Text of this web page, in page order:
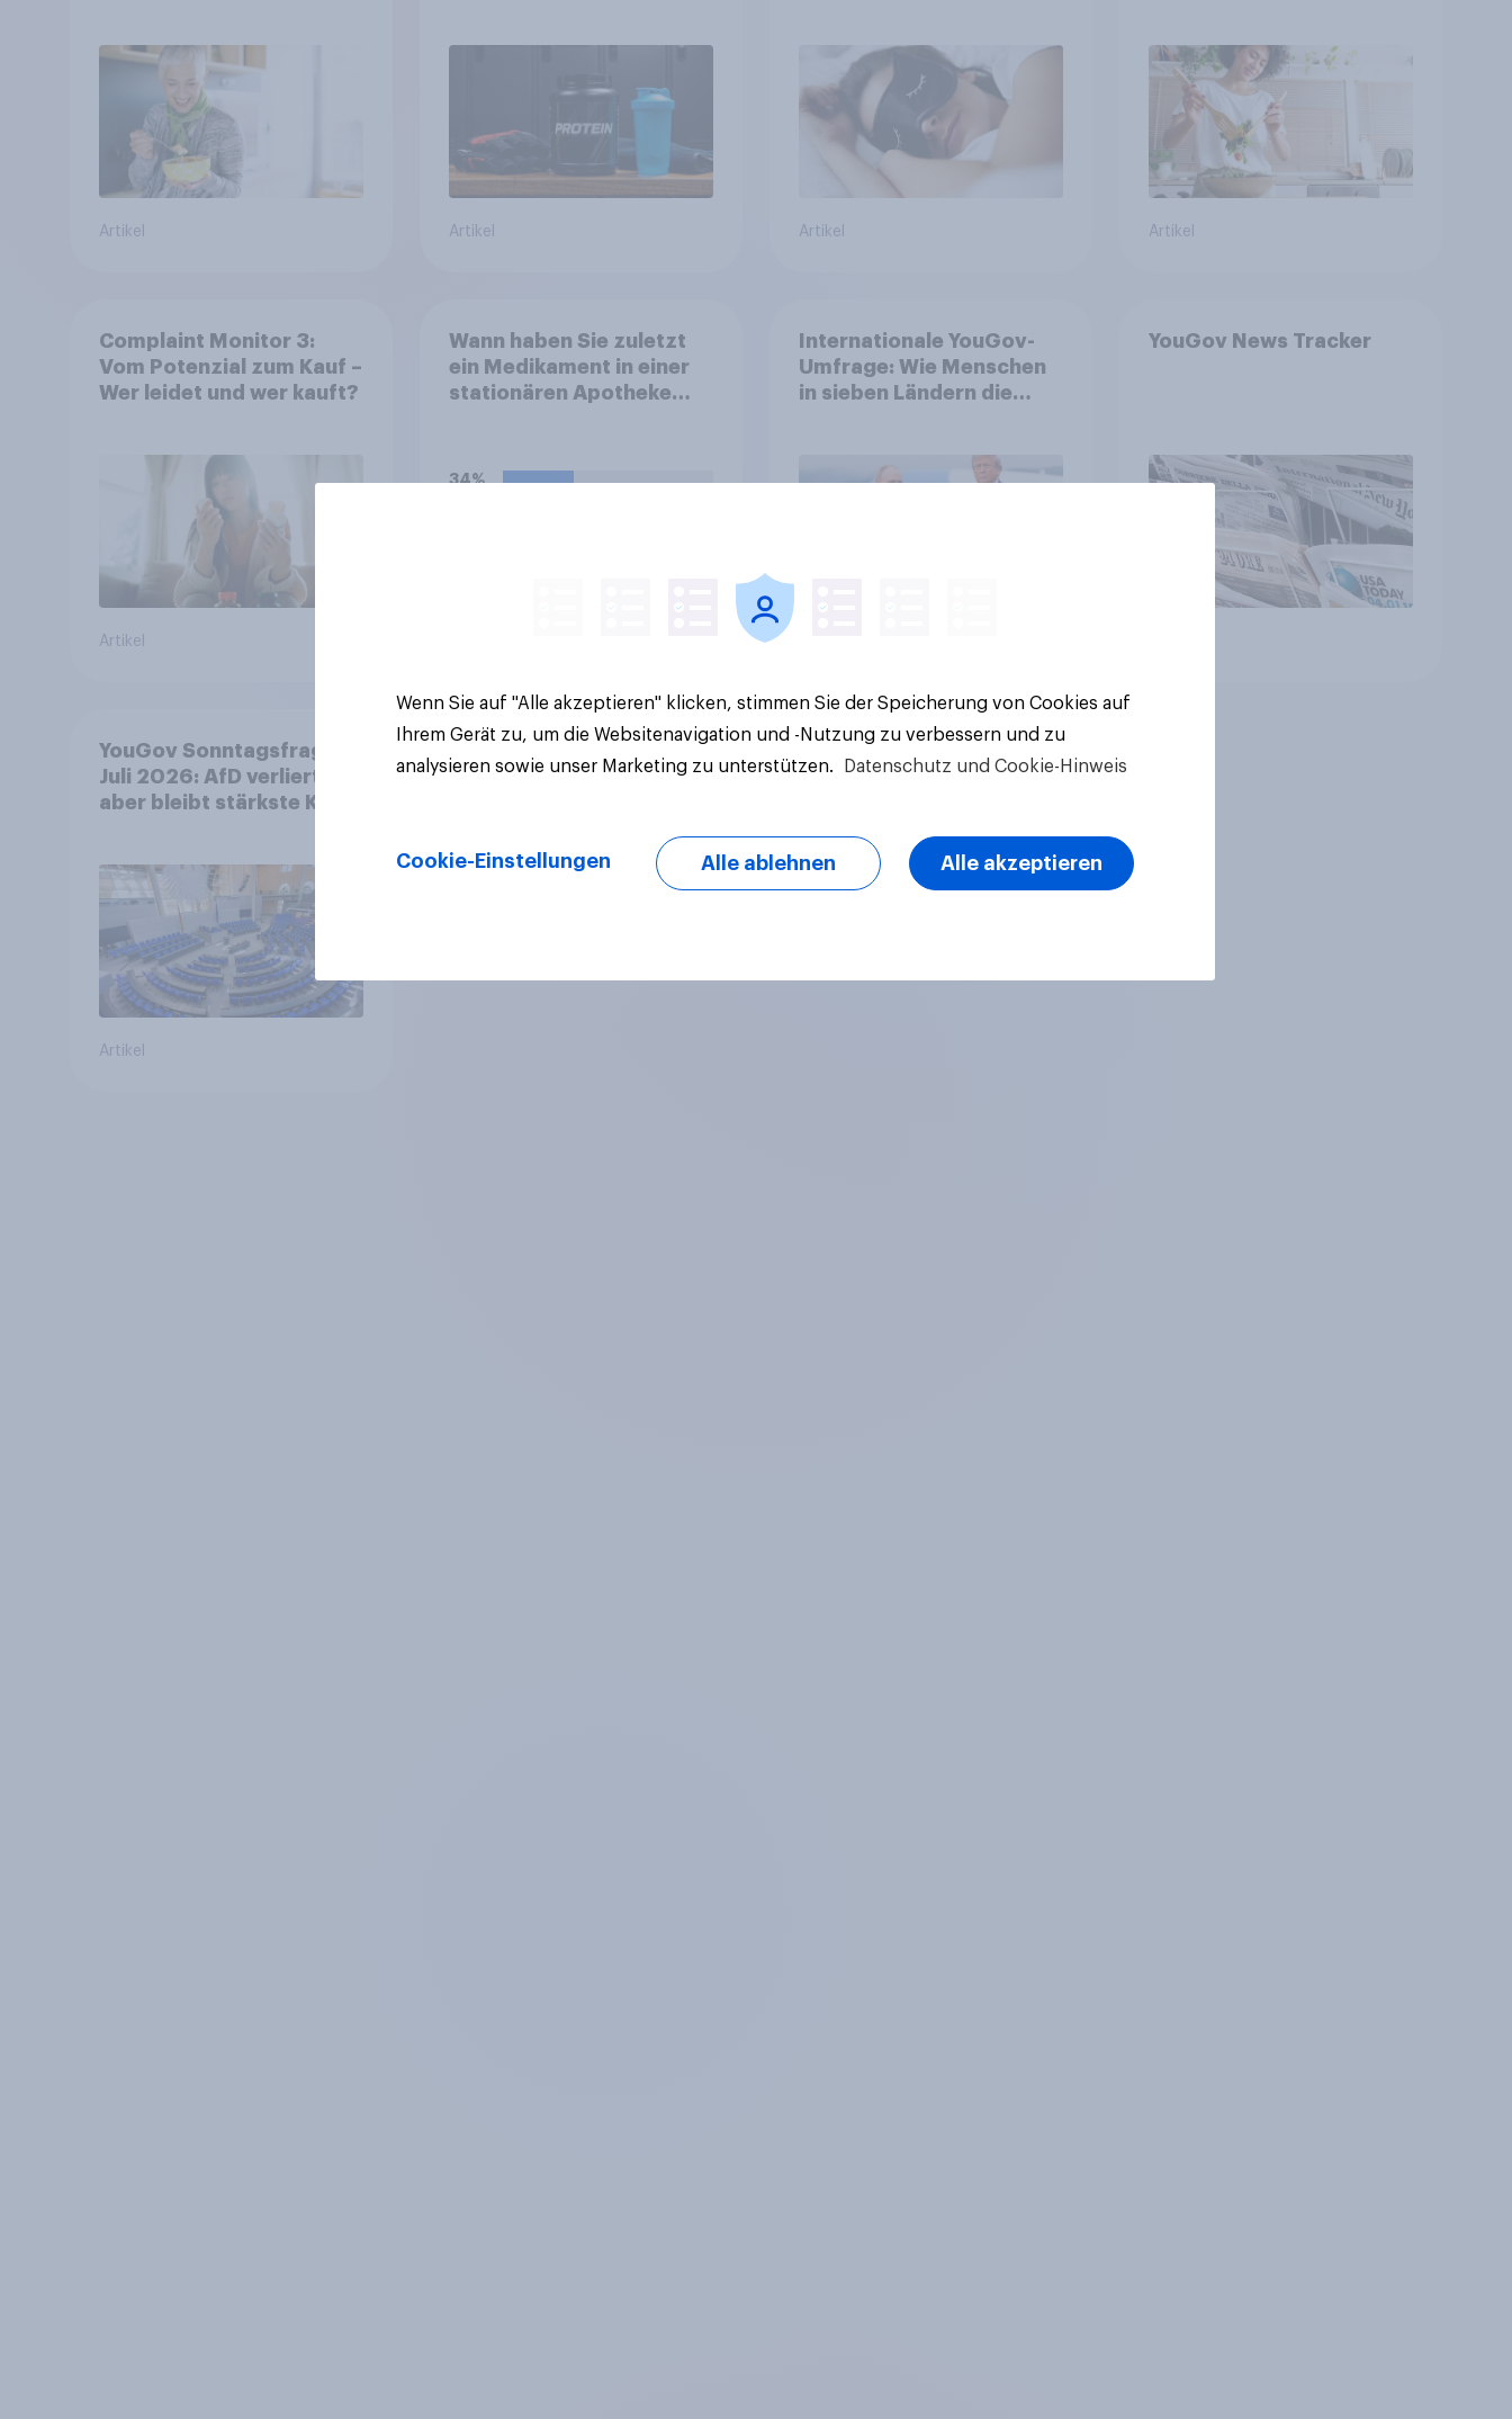
umgestalten
Artikel Artikel
Wachstumspotenzial
Artikel Artikel
Complaint Monitor 3:
Vom Potenzial zum Kauf –
Wer leidet und wer kauft?
Artikel
Wann haben Sie zuletzt
ein Medikament in einer
stationären Apotheke
34%
Internationale YouGov-
Umfrage: Wie Menschen
in sieben Ländern die
Bedrohungen und
YouGov News Tracker
YouGov Sonntagsfrage
Juli 2026: AfD verliert,
aber bleibt stärkste Kraft
Bevölkerung
Artikel
Wenn Sie auf "Alle akzeptieren" klicken, stimmen Sie der Speicherung von Cookies auf
Ihrem Gerät zu, um die Websitenavigation und -Nutzung zu verbessern und zu
analysieren sowie unser Marketing zu unterstützen.
Datenschutz und Cookie-Hinweis
Cookie-Einstellungen Alle ablehnen Alle akzeptieren